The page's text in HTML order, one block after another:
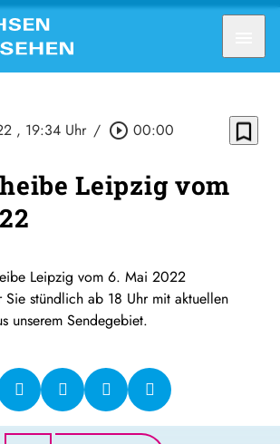
, 19:34 Uhr / play_circle_outline 00:00 bookmark_border
Leipzig vom
Leipzig vom 6. Mai 2022
stündlich ab 18 Uhr mit aktuellen
unserem Sendegebiet.